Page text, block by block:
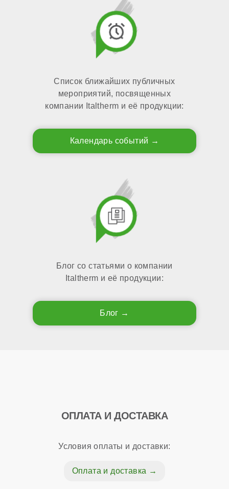
Список ближайших публичных
мероприятий, посвященных
компании Italtherm и её продукции:
Календарь событий
Блог со статьями о компании
Italtherm и её продукции:
Блог
ОПЛАТА И ДОСТАВКА
Условия оплаты и доставки:
Оплата и доставка